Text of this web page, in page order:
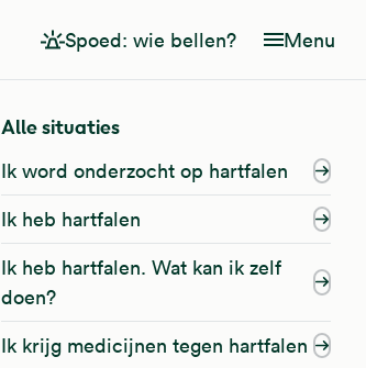
Spoed: wie bellen? Menu
Alle situaties
Ik word onderzocht op hartfalen
Ik heb hartfalen
Ik heb hartfalen. Wat kan ik zelf
doen?
Ik krijg medicijnen tegen hartfalen